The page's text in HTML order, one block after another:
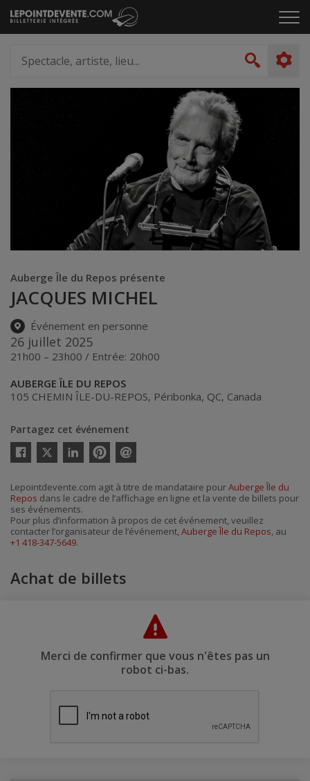
Passer
au
le
artiste,
lieu...
Auberge Île du Repos présente
JACQUES MICHEL
Événement en personne
26 juillet 2025
21h00 – 23h00 / Entrée: 20h00
AUBERGE ÎLE DU REPOS
105 CHEMIN ÎLE-DU-REPOS, Péribonka, QC, Canada
Partagez cet événement
Twitter
courriel
Lepointdevente.com agit à titre de mandataire pourAuberge Île du
Repos dans le cadre de l’affichage en ligne et la vente de billets pour
ses événements.
Pour plus d’information à propos de cet événement, veuillez
contacter l’organisateur de l’événement, Auberge Île du Repos, au
+1 418-347-5649.
Achat de billets
Merci de confirmer que vous n'êtes pas un
robot ci-bas.